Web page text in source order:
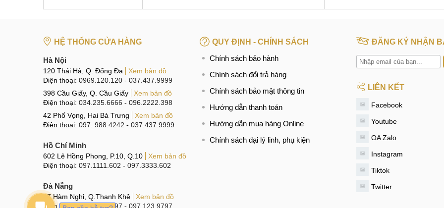
HỆ THỐNG CỬA HÀNG
Hà Nội
120 Thái Hà, Q. Đống Đa
Xem bản đồ
Điện thoại: 0969.120.120 - 037.437.9999
398 Cầu Giấy, Q. Cầu Giấy
Xem bản đồ
Điện thoại: 034.235.6666 - 096.2222.398
42 Phố Vọng, Hai Bà Trưng
Xem bản đồ
Điện thoại: 097. 988.4242 - 037.437.9999
Hồ Chí Minh
602 Lê Hồng Phong, P.10, Q.10
Xem bản đồ
Điện thoại: 097.1111.602 - 097.3333.602
Đà Nẵng
97 Hàm Nghi, Q.Thanh Khê
Xem bản đồ
Điện thoại:096.123.9797 - 097.123.9797
QUY ĐỊNH - CHÍNH SÁCH
Chính sách bảo hành
Chính sách đổi trả hàng
Chính sách bảo mật thông tin
Hướng dẫn thanh toán
Hướng dẫn mua hàng Online
Chính sách đại lý linh, phụ kiện
ĐĂNG KÝ NHẬN
LIÊN KẾT
Facebook
Youtube
OA Zalo
Instagram
Tiktok
Twitter